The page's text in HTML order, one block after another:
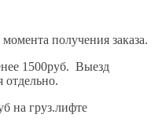
получения заказа.
1500руб. Выезд
на груз.лифте